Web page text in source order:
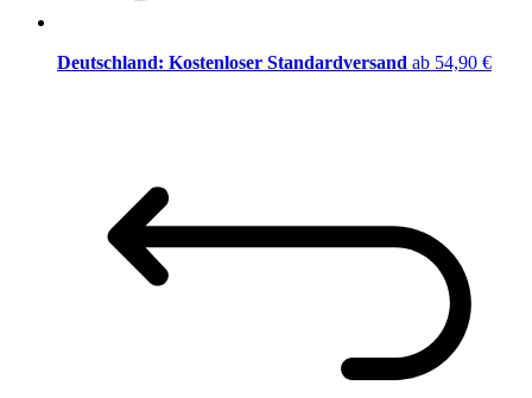
Deutschland: Kostenloser Standardversand ab 54,90 €